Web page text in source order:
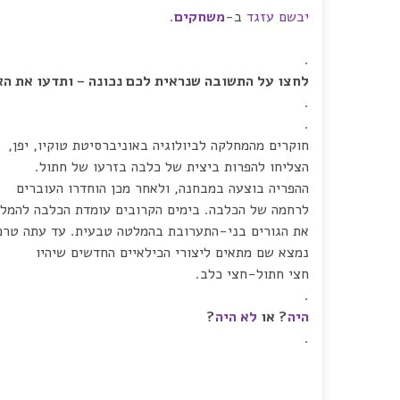
יבשם עזגד ב-משחקים.
.
לחצו על התשובה שנראית לכם נכונה – ותדעו את
.
.
חוקרים מהמחלקה לביולוגיה באוניברסיטת טוקיו, יפן,
הצליחו להפרות ביצית של כלבה בזרעו של חתול.
ההפריה בוצעה במבחנה, ולאחר מכן הוחדרו העוברים
לרחמה של הכלבה. בימים הקרובים עומדת הכלבה
את הגורים בני-התערובת בהמלטה טבעית. עד עתה
נמצא שם מתאים ליצורי הכילאיים החדשים שיהיו
חצי חתול-חצי כלב.
.
היה? או לא היה?
.